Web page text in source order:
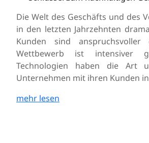
Die Welt des Geschäfts und des
in den letzten Jahrzehnten
Kunden sind anspruchsvoller
Wettbewerb ist intensiver
Technologien haben die Art
Unternehmen mit ihren Kunden
mehr lesen